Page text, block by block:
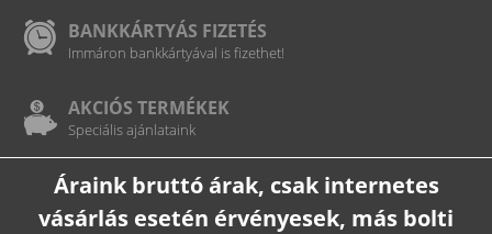
BANKKÁRTYÁS FIZETÉS
Immáron bankkártyával is fizethet!
AKCIÓS TERMÉKEK
Speciális ajánlataink
Áraink bruttó árak, csak internetes
vásárlás esetén érvényesek, más bolti